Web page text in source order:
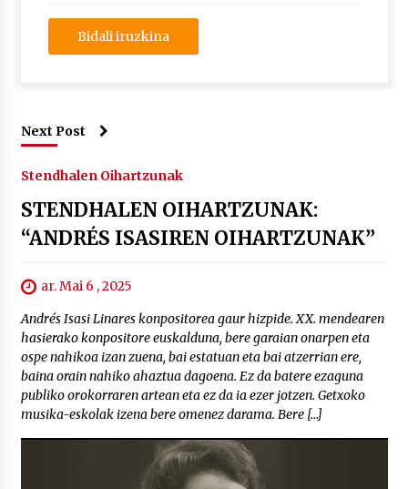
Next Post
Stendhalen Oihartzunak
STENDHALEN OIHARTZUNAK:
“ANDRÉS ISASIREN OIHARTZUNAK”
ar. Mai 6 , 2025
Andrés Isasi Linares konpositorea gaur hizpide. XX. mendearen
hasierako konpositore euskalduna, bere garaian onarpen eta
ospe nahikoa izan zuena, bai estatuan eta bai atzerrian ere,
baina orain nahiko ahaztua dagoena. Ez da batere ezaguna
publiko orokorraren artean eta ez da ia ezer jotzen. Getxoko
musika-eskolak izena bere omenez darama. Bere […]